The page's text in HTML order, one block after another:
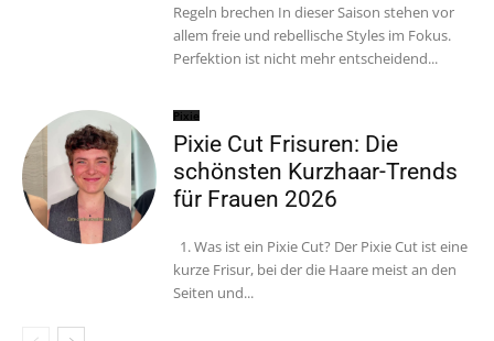
Regeln brechen In dieser Saison stehen vor
allem freie und rebellische Styles im Fokus.
Perfektion ist nicht mehr entscheidend...
Pixie
Pixie Cut Frisuren: Die
schönsten Kurzhaar-Trends
für Frauen 2026
1. Was ist ein Pixie Cut? Der Pixie Cut ist eine
kurze Frisur, bei der die Haare meist an den
Seiten und...